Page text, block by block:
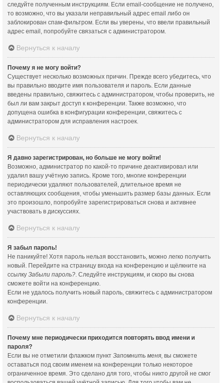
следуйте полученным инструкциям. Если email-сообщение не получено,
то возможно, что вы указали неправильный адрес email либо он
заблокирован спам-фильтром. Если вы уверены, что ввели правильный
адрес email, попробуйте связаться с администратором.
Вернуться к началу
Почему я не могу войти?
Существует несколько возможных причин. Прежде всего убедитесь, что
вы правильно вводите имя пользователя и пароль. Если данные
введены правильно, свяжитесь с администратором, чтобы проверить, не
был ли вам закрыт доступ к конференции. Также возможно, что
допущена ошибка в конфигурации конференции, свяжитесь с
администратором для исправления настроек.
Вернуться к началу
Я давно зарегистрирован, но больше не могу войти!
Возможно, администратор по какой-то причине деактивировал или
удалил вашу учётную запись. Кроме того, многие конференции
периодически удаляют пользователей, длительное время не
оставляющих сообщения, чтобы уменьшить размер базы данных. Если
это произошло, попробуйте зарегистрироваться снова и активнее
участвовать в дискуссиях.
Вернуться к началу
Я забыл пароль!
Не паникуйте! Хотя пароль нельзя восстановить, можно легко получить
новый. Перейдите на страницу входа на конференцию и щёлкните на
ссылку Забыли пароль?. Следуйте инструкциям, и скоро вы снова
сможете войти на конференцию.
Если не удалось получить новый пароль, свяжитесь с администратором
конференции.
Вернуться к началу
Почему мне периодически приходится повторять ввод имени и
пароля?
Если вы не отметили флажком пункт Запомнить меня, вы сможете
оставаться под своим именем на конференции только некоторое
ограниченное время. Это сделано для того, чтобы никто другой не смог